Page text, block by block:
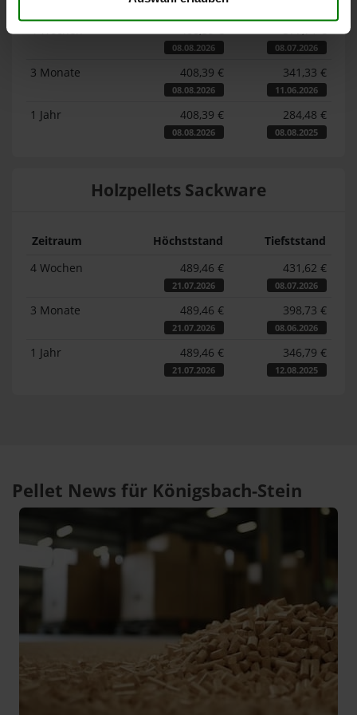
08.08.2026 08.07.2026
3 Monate 408,39 €
08.08.2026
341,33 €
11.06.2026
1 Jahr 408,39 €
08.08.2026
284,48 €
08.08.2025
Holzpellets Sackware
Zeitraum Höchststand
Tiefststand
4 Wochen
489,46 €
21.07.2026
431,62 €
08.07.2026
3 Monate 489,46 €
21.07.2026
398,73 €
08.06.2026
1 Jahr 489,46 €
21.07.2026
346,79 €
12.08.2025
Pellet News für Königsbach-Stein